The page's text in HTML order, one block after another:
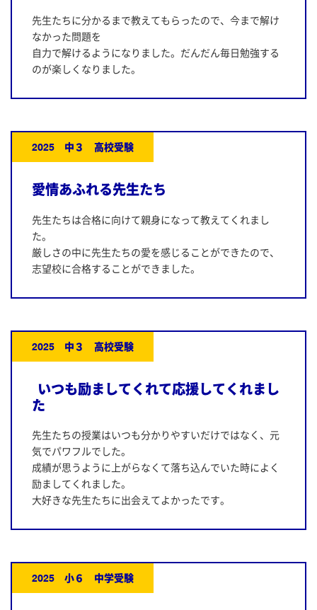
先生たちに分かるまで教えてもらったので、今まで解け
なかった問題を
自力で解けるようになりました。だんだん毎日勉強する
のが楽しくなりました。
2025 中３ 高校受験
愛情あふれる先生たち
先生たちは合格に向けて親身になって教えてくれまし
た。
厳しさの中に先生たちの愛を感じることができたので、
志望校に合格することができました。
2025 中３ 高校受験
いつも励ましてくれて応援してくれまし
た
先生たちの授業はいつも分かりやすいだけではなく、元
気でパワフルでした。
成績が思うように上がらなくて落ち込んでいた時によく
励ましてくれました。
大好きな先生たちに出会えてよかったです。
2025 小６ 中学受験